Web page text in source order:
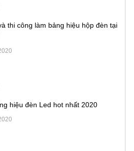
thi công làm bảng hiệu hộp đèn tại
hiệu đèn Led hot nhất 2020